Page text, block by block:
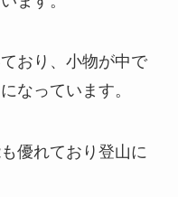
おり、小物が中で
なっています。
優れており登山に